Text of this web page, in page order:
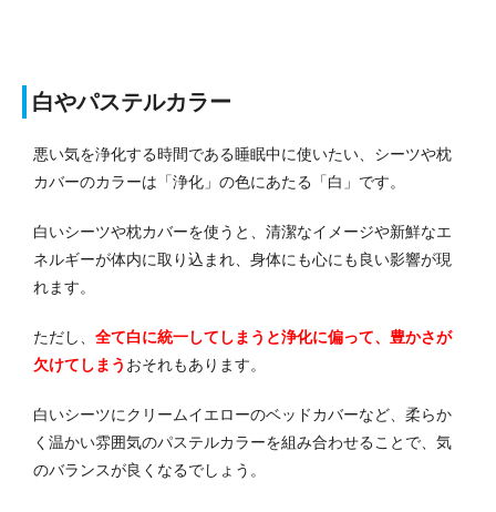
白やパステルカラー
悪い気を浄化する時間である睡眠中に使いたい、シーツや枕
カバーのカラーは「浄化」の色にあたる「白」です。
白いシーツや枕カバーを使うと、清潔なイメージや新鮮なエ
ネルギーが体内に取り込まれ、身体にも心にも良い影響が現
れます。
ただし、 全て白に統一してしまうと浄化に偏って、豊かさが
欠けてしまう おそれもあります。
白いシーツにクリームイエローのベッドカバーなど、柔らか
く温かい雰囲気のパステルカラーを組み合わせることで、気
のバランスが良くなるでしょう。